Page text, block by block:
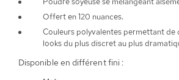
Offert en 120 nuances.
Couleurs polyvalentes permettant de
looks du plus discret au plus
Disponible en différent fini :